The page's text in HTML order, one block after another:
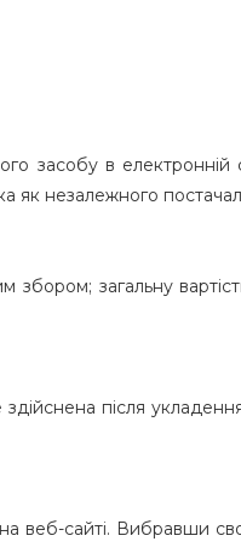
засобу в
як незалежного
збором; загальну
після
веб-сайті. Вибравши